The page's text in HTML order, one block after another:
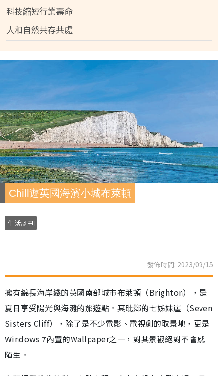
科技縮短行業壽命
人和自然共存共處
Chill遊英國海濱小城布萊頓
生活副刊
發佈時間: 2023/09/15
擁有綿長海岸綫的英國南部城市布萊頓（Brighton），是
夏日享受陽光與海灘的旅遊點。其毗鄰的七姊妹崖（Seven
Sisters Cliff），除了是不少電影、電視劇的取景地，更是
Windows 7內置的Wallpaper之一，對其景觀絕對不會感
陌生。